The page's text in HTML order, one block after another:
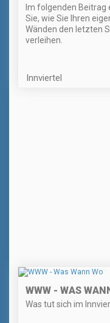
Im folgenden Beitrag
Sie, wie Sie Ihren
Wänden den letzten
verleihen.
Innviertel
WWW - WAS
Was tut sich im